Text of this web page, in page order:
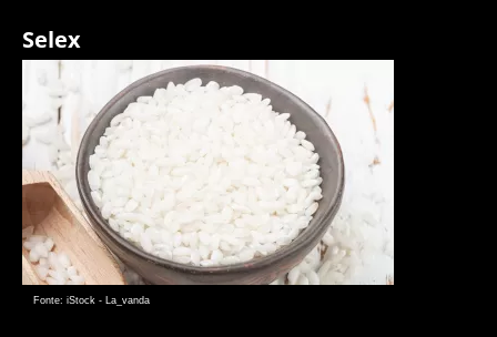
Selex
Fonte: iStock - La_vanda